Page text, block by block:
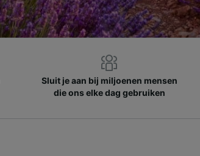
Sluit je aan bij miljoenen mensen
die ons elke dag gebruiken